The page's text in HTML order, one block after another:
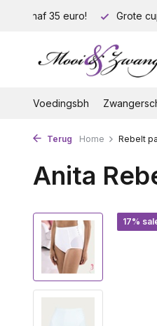
vanaf 35 euro! Grote
Voedingsbh
Terug Home Rebelt
Anita
17%